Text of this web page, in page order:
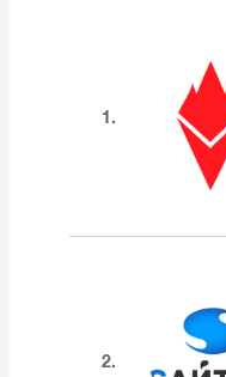
1.
2.